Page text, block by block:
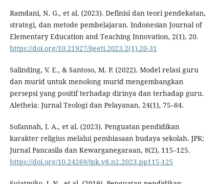
Ramdani, N. G., et al. (2023). Definisi dan teori pendekatan,
strategi, dan metode pembelajaran. Indonesian Journal of
Elementary Education and Teaching Innovation, 2(1), 20.
https://doi.org/10.21927/ijeeti.2023.2(1).20-31
Salinding, V. E., & Santoso, M. P. (2022). Model relasi guru
dan murid untuk menolong murid mengembangkan
persepsi yang positif terhadap dirinya dan terhadap guru.
Aletheia: Jurnal Teologi dan Pelayanan, 24(1), 75–84.
Sofannah, I. A., et al. (2023). Penguatan pendidikan
karakter religius melalui pembiasaan budaya sekolah. JPK:
Jurnal Pancasila dan Kewarganegaraan, 8(2), 115–125.
https://doi.org/10.24269/jpk.v8.n2.2023.pp115-125